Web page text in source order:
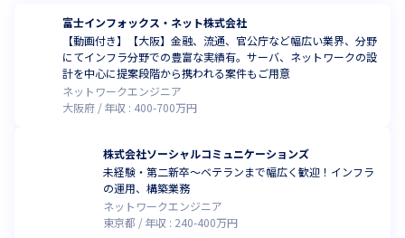
富士インフォックス・ネット株式会社
【動画付き】【大阪】金融、流通、官公庁など幅広い業界、分野
にてインフラ分野での豊富な実績有。サーバ、ネットワークの設
計を中心に提案段階から携われる案件もご用意
ネットワークエンジニア
大阪府
年収 : 400-700万円
株式会社ソーシャルコミュニケーションズ
未経験・第二新卒～ベテランまで幅広く歓迎！インフラ
の運用、構築業務
ネットワークエンジニア
東京都
年収 : 240-400万円